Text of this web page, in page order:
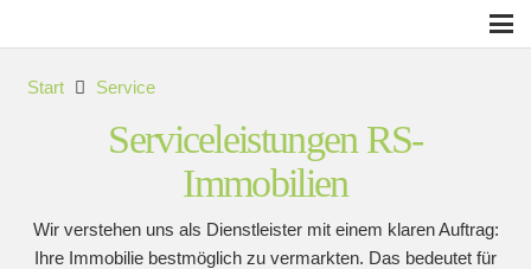
Start Service
Serviceleistungen RS-
Immobilien
Wir verstehen uns als Dienstleister mit einem klaren Auftrag:
Ihre Immobilie bestmöglich zu vermarkten. Das bedeutet für